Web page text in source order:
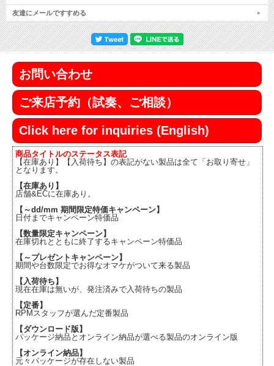
友達にメールですすめる
お問い合わせ
ご来店予約（試奏、ご相談）
Click here for inquiries (English)
商品タイトルのステータス表記
【在庫あり】【入荷待ち】の表記がない製品は全て「お取り寄せ」
となります。
【在庫あり】
店舗&ECに在庫あり。
【～dd/mm 期間限定特価キャンペーン】
日付までキャンペーン特価品
【数量限定キャンペーン】
在庫切れとともに終了するキャンペーン特価品
【～プレゼントキャンペーン】
期間や台数限定でお得なオマケがついて来る製品
【入荷待ち】
現在在庫は無いが、発注済みで入荷待ちの製品
【定番】
RPMスタッフが選んだ定番製品
【ダウンロード版】
パッケージ納品とオンライン納品が選べる製品のオンライン版
【オンライン納品】
元々パッケージが存在しない製品